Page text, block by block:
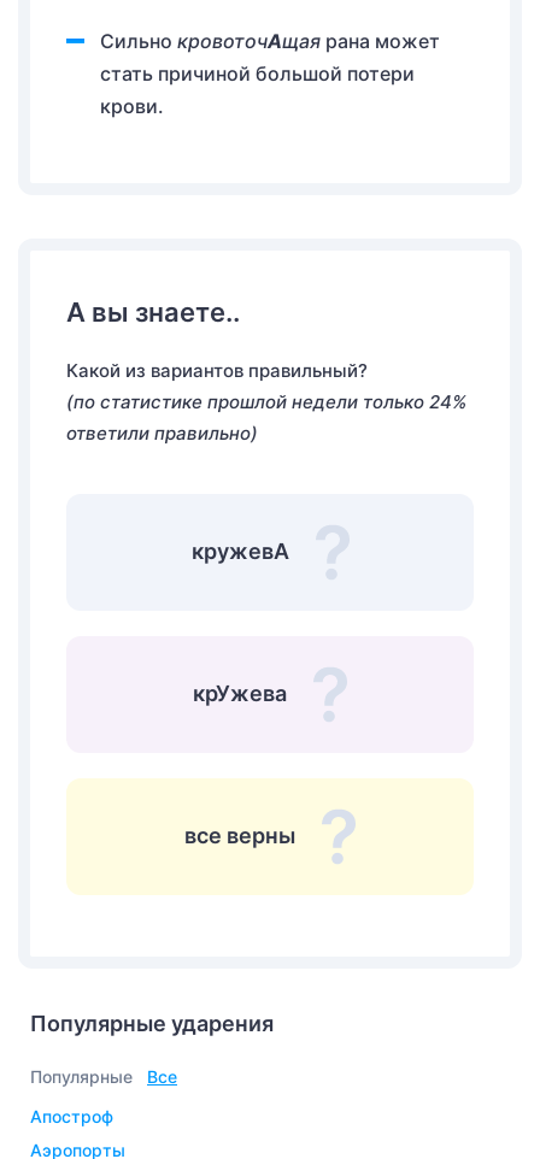
Сильно кровоточАщая рана может
стать причиной большой потери
крови.
А вы знаете..
Какой из вариантов правильный?
(по статистике прошлой недели только 24%
ответили правильно)
кружевА
крУжева
все верны
Популярные ударения
Популярные
Все
апостроф
аэропорты